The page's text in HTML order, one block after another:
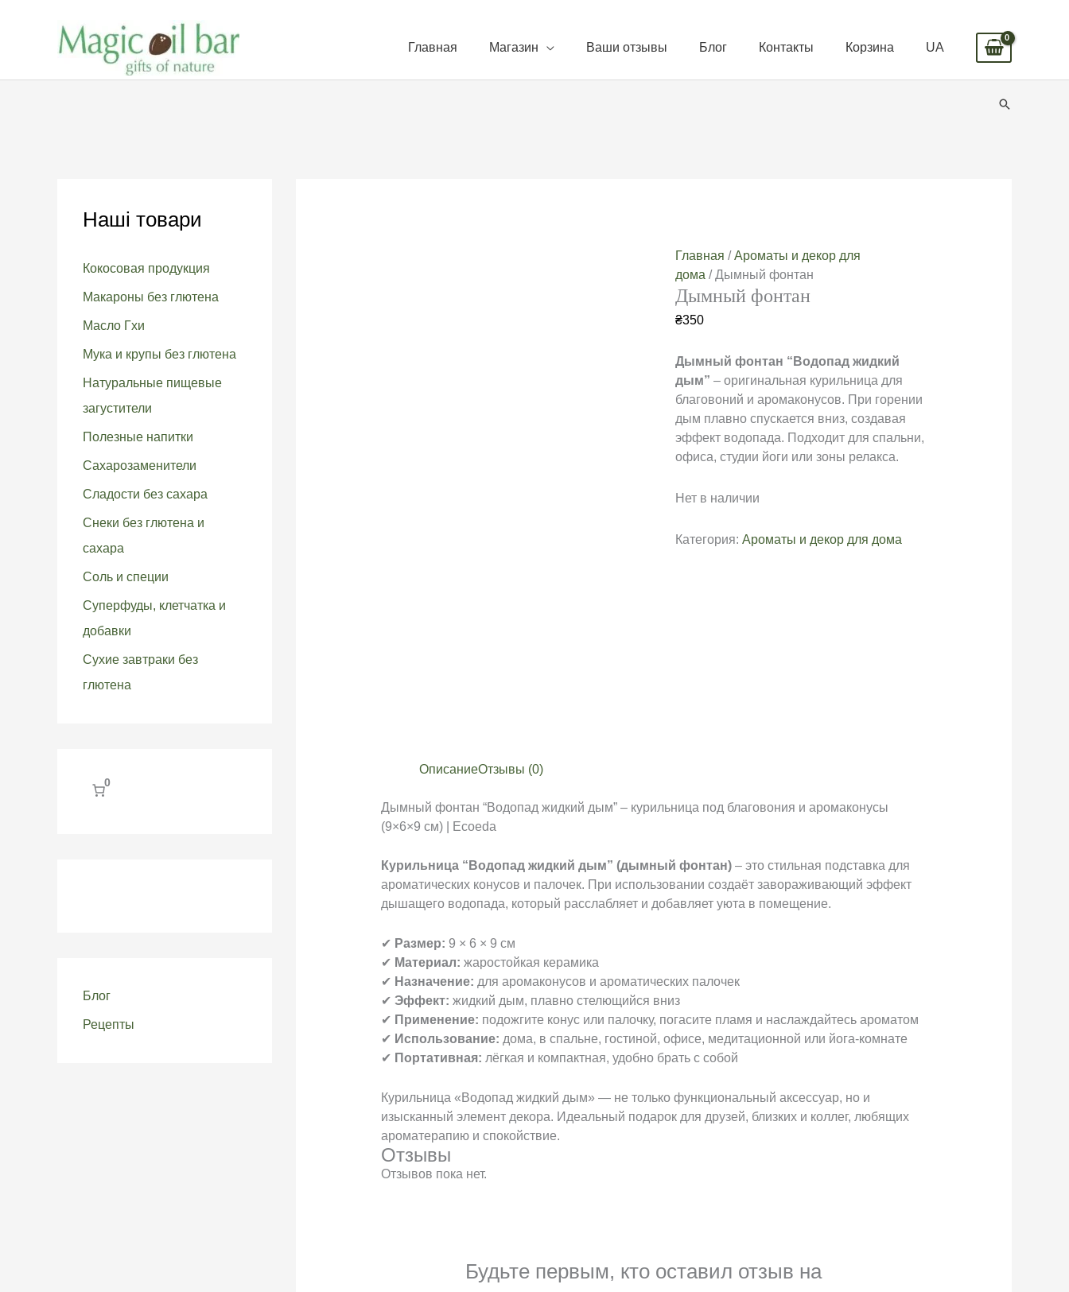
содержимому
Главная Магазин Ваши отзывы Блог Контакты Корзина UA
Поиск
Наші товари
Кокосовая продукция
Макароны без глютена
Масло Гхи
Мука и крупы без глютена
Натуральные пищевые
загустители
Полезные напитки
Сахарозаменители
Сладости без сахара
Снеки без глютена и
сахара
Соль и специи
Суперфуды, клетчатка и
добавки
Сухие завтраки без
глютена
0
Блог
Рецепты
Главная /Ароматы и декор для
дома / Дымный фонтан
Дымный фонтан
₴350
Дымный фонтан “Водопад жидкий
дым” – оригинальная курильница для
благовоний и аромаконусов. При горении
дым плавно спускается вниз, создавая
эффект водопада. Подходит для спальни,
офиса, студии йоги или зоны релакса.
Нет в наличии
Категория:Ароматы и декор для дома
ОписаниеОтзывы (0)
Дымный фонтан “Водопад жидкий дым” – курильница под благовония и аромаконусы
(9×6×9 см) | Ecoeda
Курильница “Водопад жидкий дым” (дымный фонтан)– это стильная подставка для
ароматических конусов и палочек. При использовании создаёт завораживающий эффект
дышащего водопада, который расслабляет и добавляет уюта в помещение.
✔ Размер: 9 × 6 × 9 см
✔ Материал: жаростойкая керамика
✔ Назначение: для аромаконусов и ароматических палочек
✔ Эффект: жидкий дым, плавно стелющийся вниз
✔ Применение: подожгите конус или палочку, погасите пламя и наслаждайтесь ароматом
✔ Использование: дома, в спальне, гостиной, офисе, медитационной или йога-комнате
✔ Портативная: лёгкая и компактная, удобно брать с собой
Курильница «Водопад жидкий дым» — не только функциональный аксессуар, но и
изысканный элемент декора. Идеальный подарок для друзей, близких и коллег, любящих
ароматерапию и спокойствие.
Отзывы
Отзывов пока нет.
Будьте первым, кто оставил отзыв на